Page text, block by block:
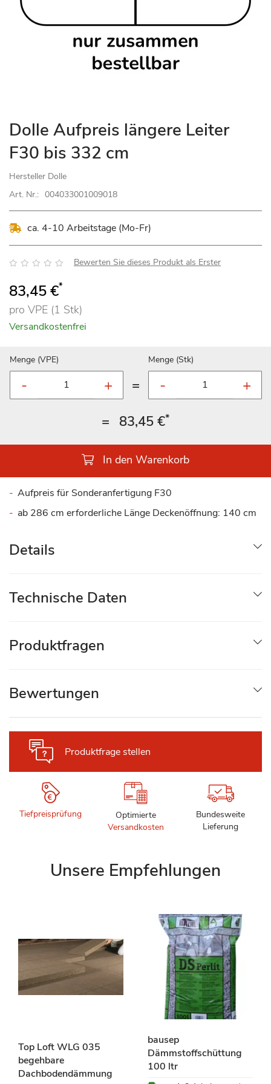
Zum
Anfang
der
springen
Dolle Aufpreis längere Leiter
F30 bis 332 cm
Hersteller Dolle
Art. Nr.: 004033001009018
ca. 4-10 Arbeitstage (Mo-Fr)
Bewertung: Bewerten Sie dieses Produkt als Erster
83,45 €*
pro VPE (1 Stk)
Versandkostenfrei
Menge (VPE)
=
Menge (Stk)
= 83,45 €*
In den Warenkorb
Aufpreis für Sonderanfertigung F30
ab 286 cm erforderliche Länge Deckenöffnung: 140 cm
Produktfrage stellen
Tiefpreisprüfung
Optimierte
Versandkosten
Bundesweite
Lieferung
Details
Technische Daten
Produktfragen
Bewertungen
Unsere Empfehlungen
Top Loft WLG 035
begehbare
Dachbodendämmung
bausep
Dämmstoffschüttung
100 ltr